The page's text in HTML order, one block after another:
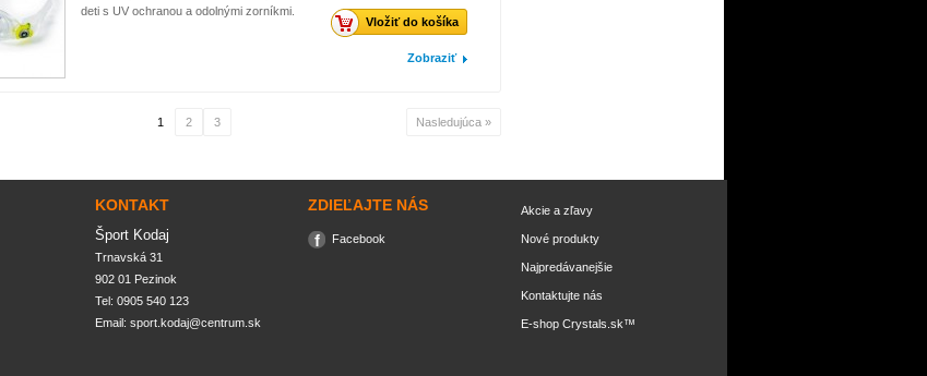
deti s UV ochranou a odolnými zorníkmi.
Vložiť do košíka
Zobraziť
1 2 3 Nasledujúca »
KONTAKT
Šport Kodaj
Trnavská 31
902 01 Pezinok
Tel: 0905 540 123
Email: sport.kodaj@centrum.sk
ZDIEĽAJTE NÁS
Facebook
Akcie a zľavy
Nové produkty
Najpredávanejšie
Kontaktujte nás
E-shop Crystals.sk™